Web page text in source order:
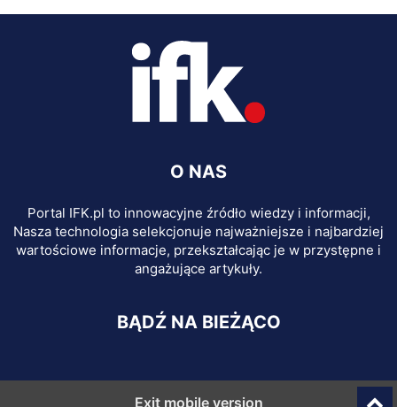
O NAS
Portal IFK.pl to innowacyjne źródło wiedzy i informacji,
Nasza technologia selekcjonuje najważniejsze i najbardziej
wartościowe informacje, przekształcając je w przystępne i
angażujące artykuły.
BĄDŹ NA BIEŻĄCO
Exit mobile version